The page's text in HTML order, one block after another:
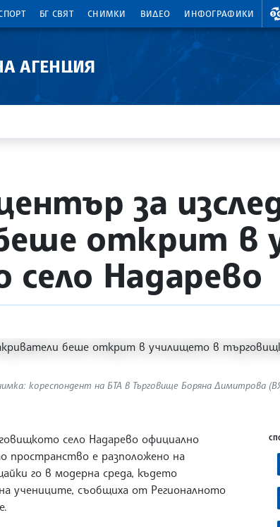
БГ СВЯТ СНИМКИ ВИДЕО ИНФОГРАФИКИ
АГЕНЦИЯ
за
открит в
Надарево
кореспондент на БТА в Търговище Боряна Димитрова
село Надарево официално
пространство е разположено на
го в модерна среда, където
учениците, съобщиха от Регионалното